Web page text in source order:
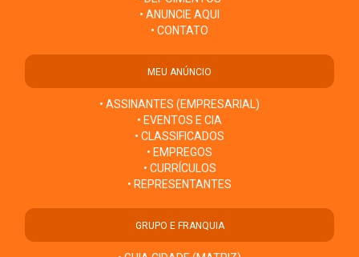
• ANUNCIE AQUI
• CONTATO
MEU ANÚNCIO
• ASSINANTES (EMPRESARIAL)
• EVENTOS E CIA
• CLASSIFICADOS
• EMPREGOS
• CURRÍCULOS
• REPRESENTANTES
GRUPO E FRANQUIA